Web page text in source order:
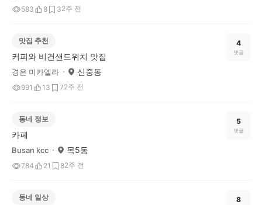
583 8 32주 전
맛집 추천
커피와 비건샌드위치 맛집
경은 미카엘라 신중동
991 13 72주 전
4
댓글
동네 정보
카페
Busan kcc 목5동
784 21 82주 전
5
댓글
동네 일상 8